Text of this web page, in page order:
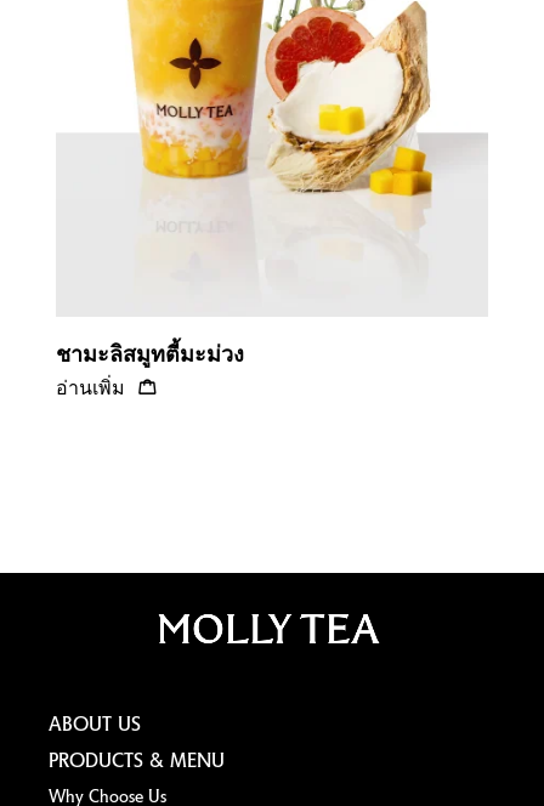
ชามะลิสมูทตี้มะม่วง
อ่านเพิ่ม
ABOUT US
PRODUCTS & MENU
Why Choose Us